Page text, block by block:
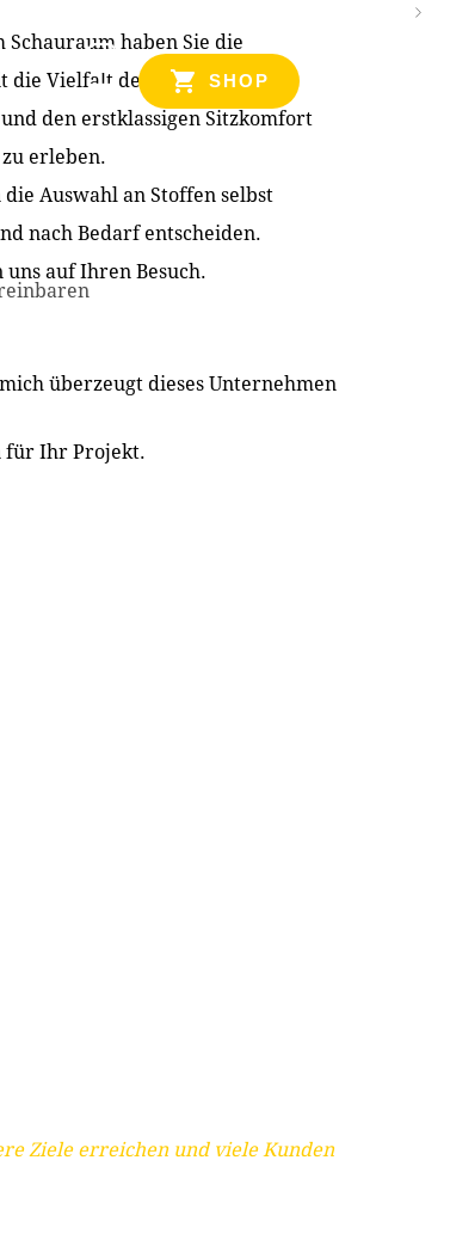
SHOP
Schauraum haben Sie die
die Vielfalt der Produkte zu
den erstklassigen Sitzkomfort
erleben.
die Auswahl an Stoffen selbst
nach Bedarf entscheiden.
auf Ihren Besuch.
überzeugt dieses Unternehmen
für Ihr Projekt.
Ziele erreichen und viele Kunden